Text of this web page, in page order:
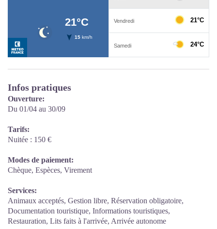
Infos pratiques
Ouverture:
Du 01/04 au 30/09
Tarifs:
Nuitée : 150 €
Modes de paiement:
Chèque, Espèces, Virement
Services:
Animaux acceptés, Gestion libre, Réservation obligatoire,
Documentation touristique, Informations touristiques,
Restauration, Lits faits à l'arrivée, Arrivée autonome